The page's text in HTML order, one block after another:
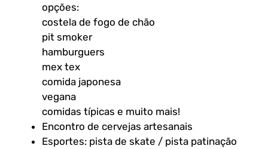
opções:
costela de fogo de chão
pit smoker
hamburguers
mex tex
comida japonesa
vegana
comidas típicas e muito mais!
Encontro de cervejas artesanais
Esportes: pista de skate / pista patinação